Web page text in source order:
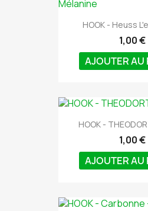
HOOK - Heuss
1,00 €
AJOUTER AU
HOOK -
1,00 €
AJOUTER AU